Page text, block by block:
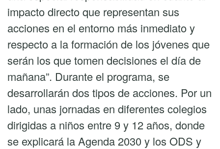
impacto directo que representan sus
acciones en el entorno más inmediato y
respecto a la formación de los jóvenes que
serán los que tomen decisiones el día de
mañana”. Durante el programa, se
desarrollarán dos tipos de acciones. Por un
lado, unas jornadas en diferentes colegios
dirigidas a niños entre 9 y 12 años, donde
se explicará la Agenda 2030 y los ODS y